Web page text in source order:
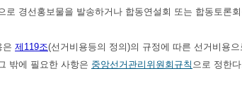
경선홍보물을 발송하거나 합동연설회 또는 합동토론
은 제119조(선거비용등의 정의)의 규정에 따른 선거비용으
밖에 필요한 사항은 중앙선거관리위원회규칙 으로 정한